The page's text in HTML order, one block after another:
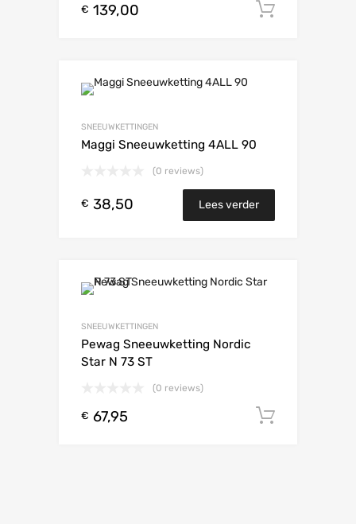
€ 139,00
SNEEUWKETTINGEN
Maggi Sneeuwketting 4ALL 90
(0 reviews)
€ 38,50 Lees verder
SNEEUWKETTINGEN
Pewag Sneeuwketting Nordic
Star N 73 ST
(0 reviews)
€ 67,95